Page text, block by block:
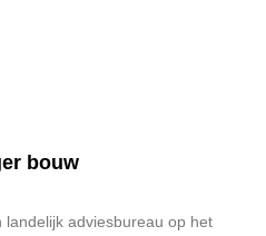
bouw
adviesbureau op het